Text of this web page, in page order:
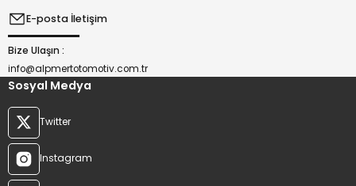
E-posta İletişim
Bize Ulaşın :
info@alpmertotomotiv.com.tr
Sosyal Medya
Twitter
Instagram